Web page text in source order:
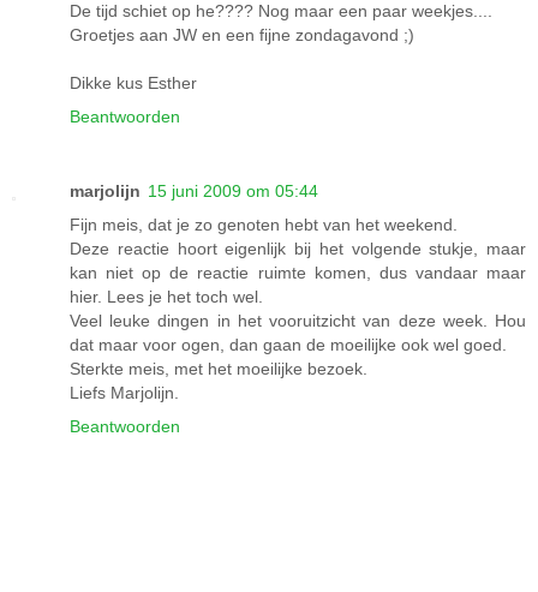
De tijd schiet op he???? Nog maar een paar weekjes....
Groetjes aan JW en een fijne zondagavond ;)
Dikke kus Esther
Beantwoorden
marjolijn 15 juni 2009 om 05:44
Fijn meis, dat je zo genoten hebt van het weekend.
Deze reactie hoort eigenlijk bij het volgende stukje, maar
kan niet op de reactie ruimte komen, dus vandaar maar
hier. Lees je het toch wel.
Veel leuke dingen in het vooruitzicht van deze week. Hou
dat maar voor ogen, dan gaan de moeilijke ook wel goed.
Sterkte meis, met het moeilijke bezoek.
Liefs Marjolijn.
Beantwoorden